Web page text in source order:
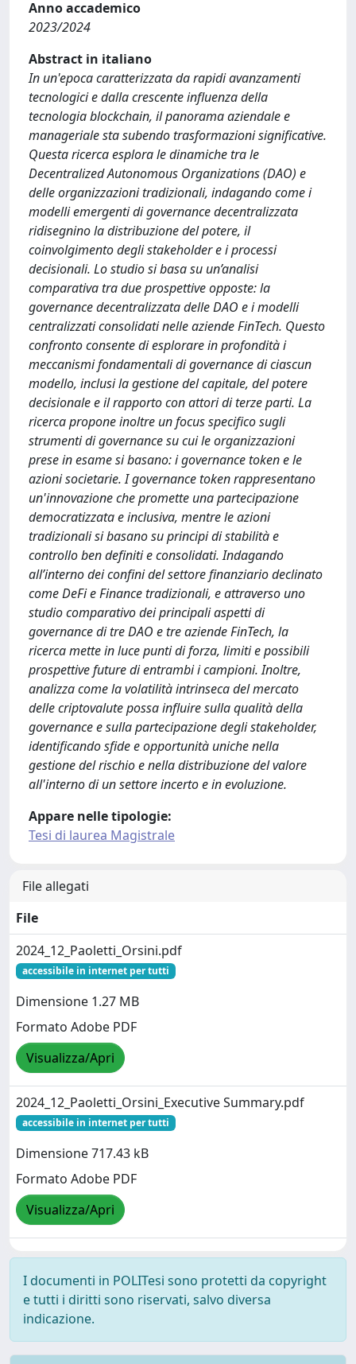
Anno accademico
2023/2024
Abstract in italiano
In un'epoca caratterizzata da rapidi avanzamenti
tecnologici e dalla crescente influenza della
tecnologia blockchain, il panorama aziendale e
manageriale sta subendo trasformazioni significative.
Questa ricerca esplora le dinamiche tra le
Decentralized Autonomous Organizations (DAO) e
delle organizzazioni tradizionali, indagando come i
modelli emergenti di governance decentralizzata
ridisegnino la distribuzione del potere, il
coinvolgimento degli stakeholder e i processi
decisionali. Lo studio si basa su un’analisi
comparativa tra due prospettive opposte: la
governance decentralizzata delle DAO e i modelli
centralizzati consolidati nelle aziende FinTech. Questo
confronto consente di esplorare in profondità i
meccanismi fondamentali di governance di ciascun
modello, inclusi la gestione del capitale, del potere
decisionale e il rapporto con attori di terze parti. La
ricerca propone inoltre un focus specifico sugli
strumenti di governance su cui le organizzazioni
prese in esame si basano: i governance token e le
azioni societarie. I governance token rappresentano
un'innovazione che promette una partecipazione
democratizzata e inclusiva, mentre le azioni
tradizionali si basano su principi di stabilità e
controllo ben definiti e consolidati. Indagando
all’interno dei confini del settore finanziario declinato
come DeFi e Finance tradizionali, e attraverso uno
studio comparativo dei principali aspetti di
governance di tre DAO e tre aziende FinTech, la
ricerca mette in luce punti di forza, limiti e possibili
prospettive future di entrambi i campioni. Inoltre,
analizza come la volatilità intrinseca del mercato
delle criptovalute possa influire sulla qualità della
governance e sulla partecipazione degli stakeholder,
identificando sfide e opportunità uniche nella
gestione del rischio e nella distribuzione del valore
all'interno di un settore incerto e in evoluzione.
Appare nelle tipologie:
Tesi di laurea Magistrale
File allegati
File
2024_12_Paoletti_Orsini.pdf
accessibile in internet per tutti
Dimensione 1.27 MB
Formato Adobe PDF
Visualizza/Apri
2024_12_Paoletti_Orsini_Executive Summary.pdf
accessibile in internet per tutti
Dimensione 717.43 kB
Formato Adobe PDF
Visualizza/Apri
I documenti in POLITesi sono protetti da copyright
e tutti i diritti sono riservati, salvo diversa
indicazione.